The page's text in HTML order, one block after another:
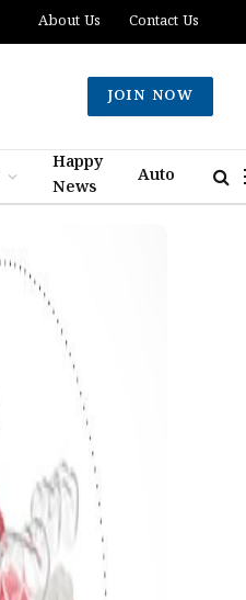
About Us Contact Us
JOIN NOW
Happy
News
Auto